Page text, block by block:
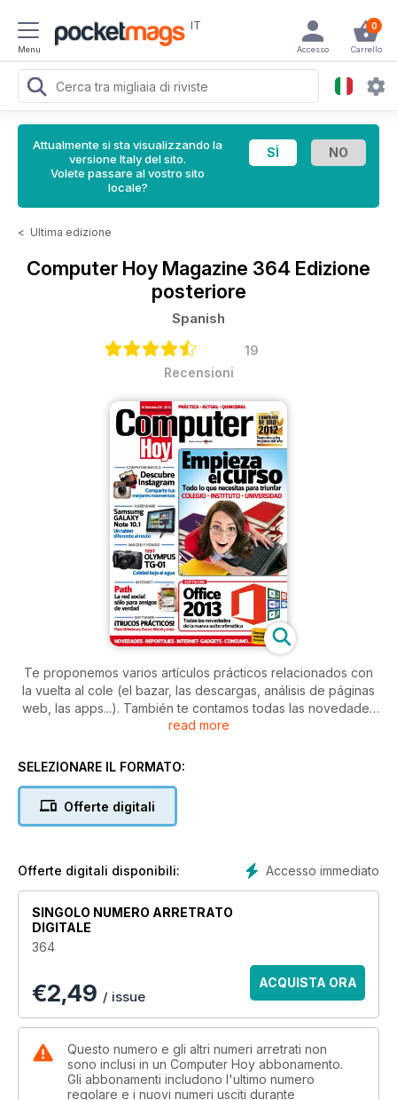
Menu
IT 0
Carrello
Accesso
Attualmente si sta visualizzando la
versione Italy del sito.
Volete passare al vostro sito
locale?
< Ultima edizione
Computer Hoy Magazine 364 Edizione
posteriore
Spanish
19
Recensioni
Te proponemos varios artículos prácticos relacionados con
la vuelta al cole (el bazar, las descargas, análisis de páginas
web, las apps...). También te contamos todas las novedades
del nuevo Office de Microsoft, te explicamos cómo utilizar la
dispositivos, como la cámara acuática Olympus Tough TG-1.
read more
SELEZIONARE IL FORMATO:
Offerte digitali
Accesso immediato
Offerte digitali disponibili:
SINGOLO NUMERO ARRETRATO
DIGITALE
364
€2,49 / issue
ACQUISTA ORA
Questo numero e gli altri numeri arretrati non
sono inclusi in un Computer Hoy abbonamento.
Gli abbonamenti includono l'ultimo numero
regolare e i nuovi numeri usciti durante